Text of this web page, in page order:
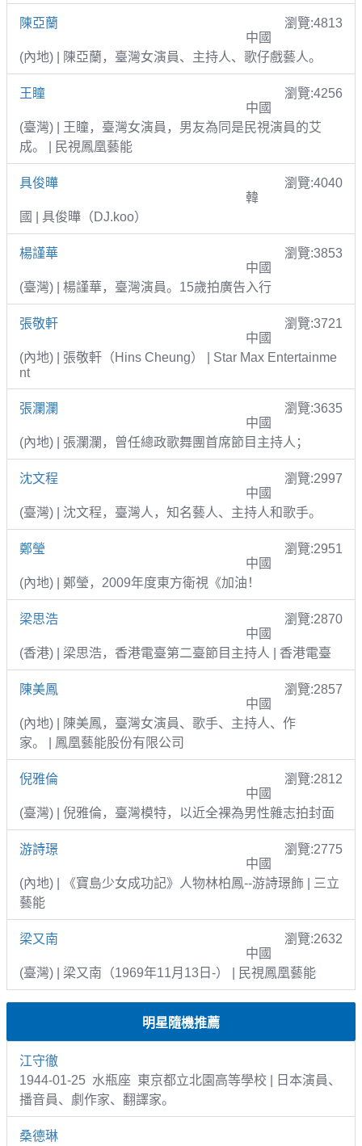
陳亞蘭
瀏覽:4813
中國
(內地) | 陳亞蘭，臺灣女演員、主持人、歌仔戲藝人。
王瞳
瀏覽:4256
中國
(臺灣) | 王瞳，臺灣女演員，男友為同是民視演員的艾
成。 | 民視鳳凰藝能
具俊曄
瀏覽:4040
韓
國 | 具俊曄（DJ.koo）
楊謹華
瀏覽:3853
中國
(臺灣) | 楊謹華，臺灣演員。15歲拍廣告入行
張敬軒
瀏覽:3721
中國
(內地) | 張敬軒（Hins Cheung） | Star Max Entertainme
nt
張瀾瀾
瀏覽:3635
中國
(內地) | 張瀾瀾，曾任總政歌舞團首席節目主持人；
沈文程
瀏覽:2997
中國
(臺灣) | 沈文程，臺灣人，知名藝人、主持人和歌手。
鄭瑩
瀏覽:2951
中國
(內地) | 鄭瑩，2009年度東方衛視《加油！
梁思浩
瀏覽:2870
中國
(香港) | 梁思浩，香港電臺第二臺節目主持人 | 香港電臺
陳美鳳
瀏覽:2857
中國
(內地) | 陳美鳳，臺灣女演員、歌手、主持人、作
家。 | 鳳凰藝能股份有限公司
倪雅倫
瀏覽:2812
中國
(臺灣) | 倪雅倫，臺灣模特，以近全裸為男性雜志拍封面
游詩璟
瀏覽:2775
中國
(內地) | 《寶島少女成功記》人物林柏鳳--游詩璟飾 | 三立
藝能
梁又南
瀏覽:2632
中國
(臺灣) | 梁又南（1969年11月13日-） | 民視鳳凰藝能
明星隨機推薦
江守徹
1944-01-25 水瓶座 東京都立北園高等學校 | 日本演員、
播音員、劇作家、翻譯家。
桑德琳